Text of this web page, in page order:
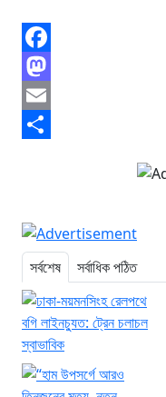
Facebook
Mastodon
Email
সর্বশেষ
সর্বাধিক পঠিত